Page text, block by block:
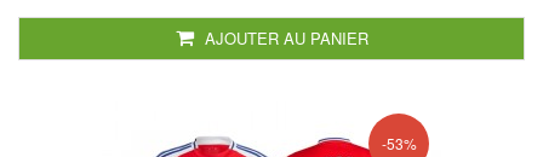
AJOUTER AU PANIER
-53%